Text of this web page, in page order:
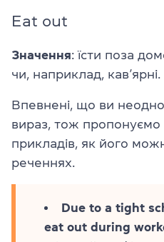
Eat out
Значення: їсти поза
чи, наприклад, кав’ярні.
Впевнені, що ви
вираз, тож пропонуємо
прикладів, як його
реченнях.
Due to a tight
eat out during